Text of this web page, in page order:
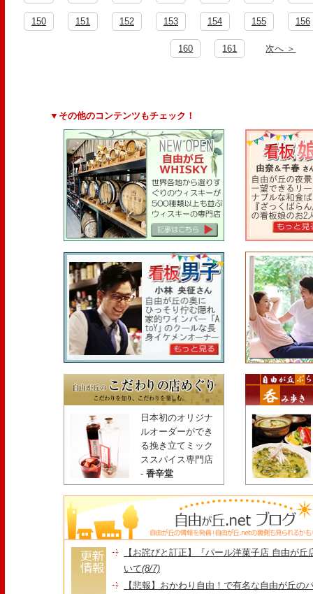
150 151 152 153 154 155 156
160 161 次へ ＞
▼その他のコンテンツもチェック！
日本初のオリジナ
ルオーダーができ
る挽き立てミック
ススパイス専門店
- 香辛堂
【お詫びと訂正】『パール洋菓子店 自由が
いて(8/7)
【悲報】おかわり自由！で有名な自由が丘の